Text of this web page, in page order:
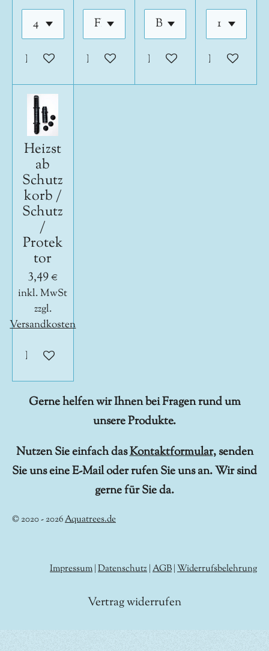
In den WarenkorbIn den WarenkorbIn den Warenkorb
In den
Heizst
ab
Schutz
korb /
Schutz
/
Protek
tor
3,49 €
inkl. MwSt
zzgl.
Versandkosten
In den Warenkorb
Gerne helfen wir Ihnen bei Fragen rund um
unsere Produkte.
Nutzen Sie einfach dasKontaktformular, senden
Sie uns eine E-Mail oder rufen Sie uns an. Wir sind
gerne für Sie da.
© 2020 - 2026Aquatrees.de
Impressum Datenschutz AGB Widerrufsbelehrung
Vertrag widerrufen